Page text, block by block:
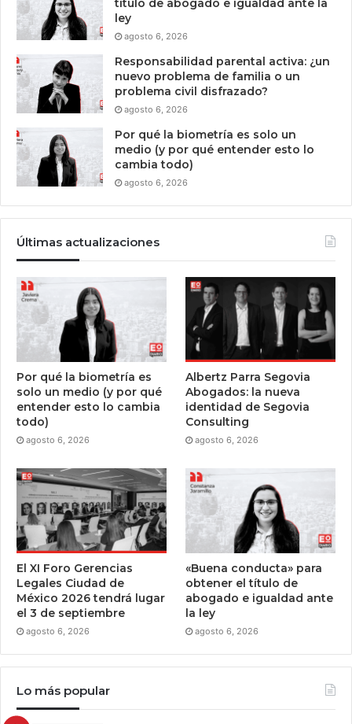
título de abogado e igualdad ante la
ley
agosto 6, 2026
Responsabilidad parental activa: ¿un
nuevo problema de familia o un
problema civil disfrazado?
agosto 6, 2026
Por qué la biometría es solo un
medio (y por qué entender esto lo
cambia todo)
agosto 6, 2026
Últimas actualizaciones
Por qué la biometría es
solo un medio (y por qué
entender esto lo cambia
todo)
agosto 6, 2026
Albertz Parra Segovia
Abogados: la nueva
identidad de Segovia
Consulting
agosto 6, 2026
El XI Foro Gerencias
Legales Ciudad de
México 2026 tendrá lugar
el 3 de septiembre
agosto 6, 2026
«Buena conducta» para
obtener el título de
abogado e igualdad ante
la ley
agosto 6, 2026
Lo más popular